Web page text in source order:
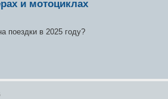
и мотоциклах
поездки в 2025 году?